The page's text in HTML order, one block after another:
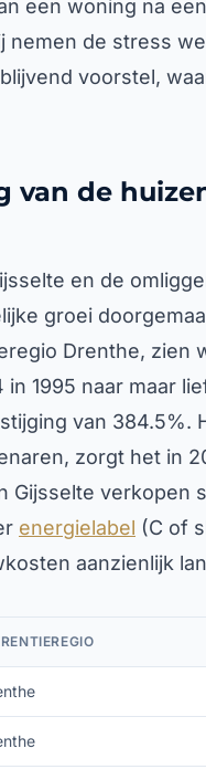
een woning na
nemen de stress
voorstel,
van de
en de
groei
Drenthe, zien
1995 naar maar
van 384.5%.
zorgt het in
Gijsselte verkopen
energielabel (C of
aanzienlijk